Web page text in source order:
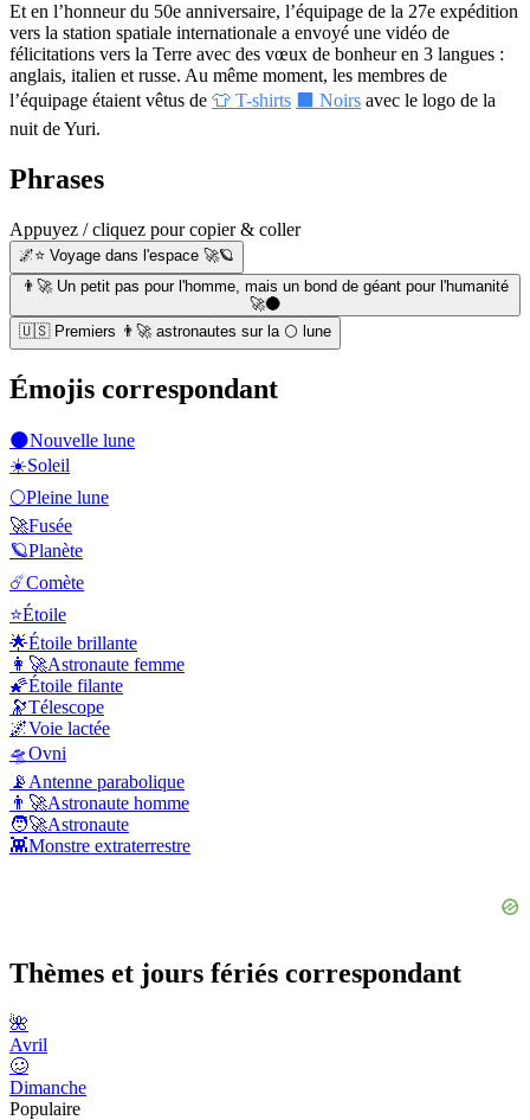
Et en l’honneur du 50e anniversaire, l’équipage de la 27e expédition
vers la station spatiale internationale a envoyé une vidéo de
félicitations vers la Terre avec des vœux de bonheur en 3 langues :
anglais, italien et russe. Au même moment, les membres de
l’équipage étaient vêtus de 👕 T-shirts ⬛ Noirs avec le logo de la
nuit de Yuri.
Phrases
Appuyez / cliquez pour copier & coller
🌌⭐ Voyage dans l'espace 🚀🪐
👨‍🚀 Un petit pas pour l'homme, mais un bond de géant pour l'humanité
🚀🌑
🇺🇸 Premiers 👨‍🚀 astronautes sur la 🌕 lune
Émojis correspondant
🌑Nouvelle lune
☀️Soleil
🌕Pleine lune
🚀Fusée
🪐Planète
☄️Comète
⭐Étoile
🌟Étoile brillante
👩‍🚀Astronaute femme
🌠Étoile filante
🔭Télescope
🌌Voie lactée
🛸Ovni
📡 Antenne parabolique
👨‍🚀Astronaute homme
🧑‍🚀Astronaute
👾Monstre extraterrestre
Thèmes et jours fériés correspondant
🌺
Avril
🥴
Dimanche
Populaire